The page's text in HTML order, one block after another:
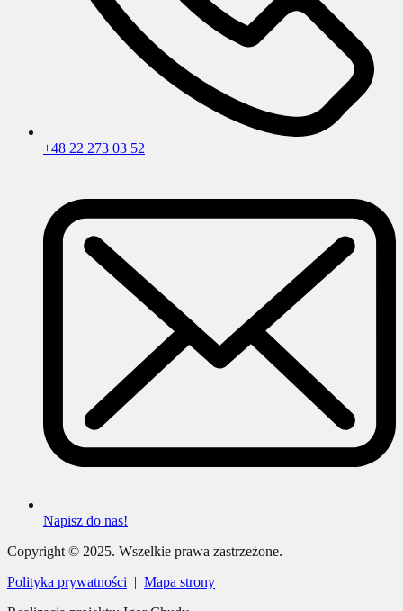
+48 22 273 03 52
Napisz do nas!
Copyright © 2025. Wszelkie prawa zastrzeżone.
Polityka prywatności | Mapa strony